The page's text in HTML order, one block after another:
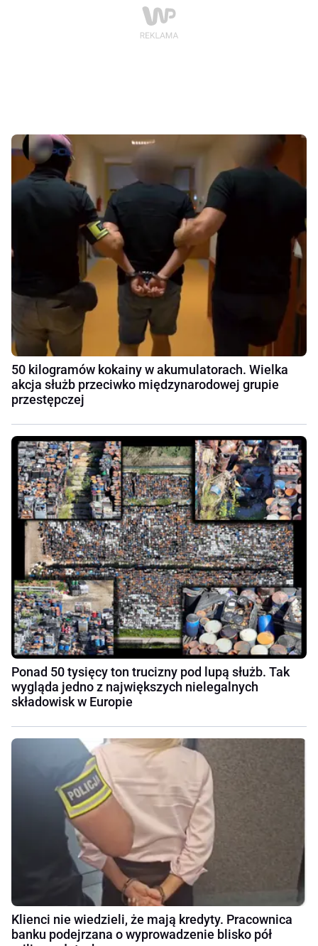
50 kilogramów kokainy w akumulatorach. Wielka
akcja służb przeciwko międzynarodowej grupie
przestępczej
Ponad 50 tysięcy ton trucizny pod lupą służb. Tak
wygląda jedno z największych nielegalnych
składowisk w Europie
Klienci nie wiedzieli, że mają kredyty. Pracownica
banku podejrzana o wyprowadzenie blisko pół